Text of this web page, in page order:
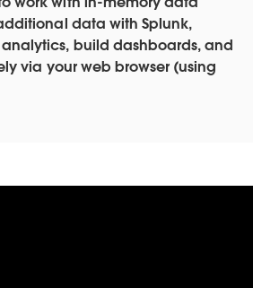
data with Splunk,
build dashboards, and
via your web browser (using